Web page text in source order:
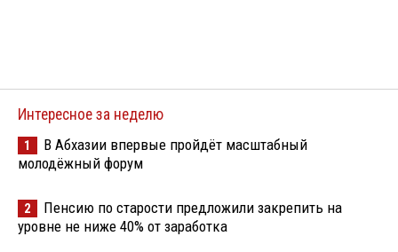
Интересное за неделю
1
В Абхазии впервые пройдёт масштабный
молодёжный форум
2
Пенсию по старости предложили закрепить на
уровне не ниже 40% от заработка